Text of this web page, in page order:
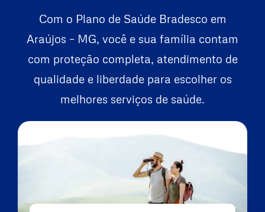
Com o Plano de Saúde Bradesco em
Araújos – MG, você e sua família contam
com proteção completa, atendimento de
qualidade e liberdade para escolher os
melhores serviços de saúde.